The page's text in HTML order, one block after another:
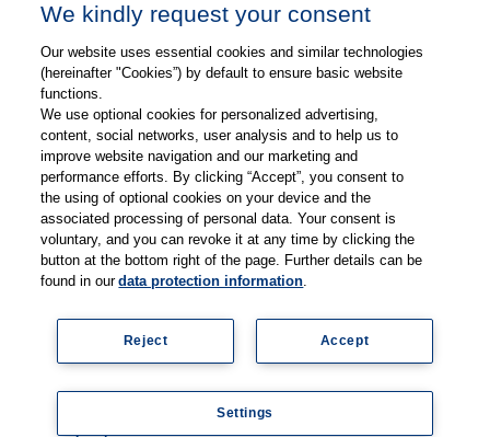
kevin.chang@thieme.com
关注微博
关注微信
有关Thieme图书翻译及版权业务，请联系：rights@thieme.de
| Thieme-Connect |
© Copyright 2025, 德国蒂墨出版集团（Thieme Publishers）版权
京ICP备19004917号-1
隐私政策
| Imprint
We kindly request your consent
Our website uses essential cookies and similar technologies
(hereinafter "Cookies”) by default to ensure basic website
functions.
We use optional cookies for personalized advertising,
content, social networks, user analysis and to help us to
improve website navigation and our marketing and
performance efforts. By clicking “Accept”, you consent to
the using of optional cookies on your device and the
associated processing of personal data. Your consent is
voluntary, and you can revoke it at any time by clicking the
button at the bottom right of the page. Further details can be
found in ourdata protection information.
Accept
Reject
Settings